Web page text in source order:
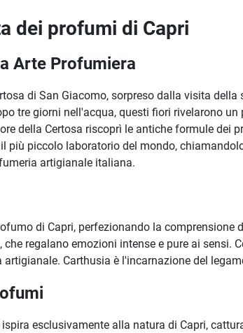
dei profumi di Capri
Arte Profumiera
di San Giacomo, sorpreso dalla visita
tre giorni nell'acqua, questi fiori rivelarono
della Certosa riscoprì le antiche formule dei
piccolo laboratorio del mondo,
artigianale italiana.
di Capri, perfezionando la comprensione
regalano emozioni intense e pure ai sensi.
Carthusia è l'incarnazione del
esclusivamente alla natura di Capri,